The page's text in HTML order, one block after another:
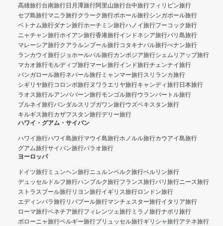
高雄旅行台南旅行日月潭旅行阿里山旅行台中旅行フィリピン旅行
セブ島旅行マニラ旅行クラーク旅行ボホール旅行シンガポール旅行
ベトナム旅行ダナン旅行ホーチミン旅行ハノイ旅行フーコック旅行
ニャチャン旅行ホイアン旅行香港旅行インドネシア旅行バリ島旅行
マレーシア旅行クアラルンプール旅行コタキナバル旅行ぺナン旅行
ランカウイ旅行ジョホールバル旅行カンボジア旅行シェムリアップ旅行
マカオ旅行モルディブ旅行マーレ旅行インド旅行チェンナイ旅行
バンガロール旅行ネパール旅行 ミャンマー旅行スリランカ旅行
シギリヤ旅行コロンボ旅行ヌワラエリヤ旅行キャンディ旅行日本旅行
ラオス旅行ルアンパバーン旅行モンゴル旅行ウランバートル旅行
ブルネイ旅行バンダルスリブガワン旅行ウズベキスタン旅行
キルギス旅行カザフスタン旅行デリー旅行
ハワイ・グアム・サイパン
ハワイ旅行ハワイ島旅行マウイ島旅行ホノルル旅行カウアイ島旅行
グアム旅行サイパン旅行パラオ旅行
ヨーロッパ
ドイツ旅行 ミュンヘン旅行ニュルンベルク旅行ベルリン旅行
デュッセルドルフ旅行ハンブルク旅行フランス旅行パリ旅行ニース旅行
ストラスブール旅行リヨン旅行イギリス旅行ロンドン旅行
エディンバラ旅行リバプール旅行マンチェスター旅行イタリア旅行
ローマ旅行ベネチア旅行フィレンツェ旅行 ミラノ旅行ナポリ旅行
ボローニャ旅行ベルギー旅行ブリュッセル旅行ギリシャ旅行アテネ旅行